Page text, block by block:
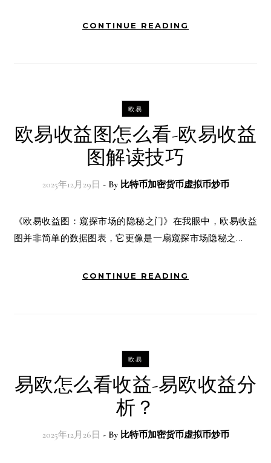
CONTINUE READING
欧易
欧易收益图怎么看-欧易收益
图解读技巧
2025年12月29日 - By 比特币加密货币虚拟币炒币
《欧易收益图：窥探市场的隐秘之门》在我眼中，欧易收益
图并非简单的数据图表，它更像是一扇窥探市场隐秘之…
CONTINUE READING
欧易
易欧怎么看收益-易欧收益分
析？
2025年12月26日 - By 比特币加密货币虚拟币炒币